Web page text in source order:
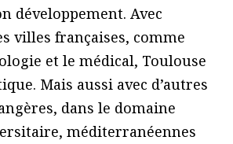
développement. Avec
villes françaises, comme
et le médical, Toulouse
Mais aussi avec d’autres
dans le domaine
méditerranéennes